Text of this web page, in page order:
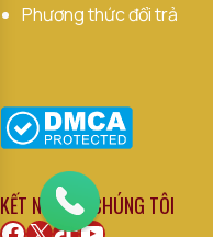
Phương thức đổi trả
KẾT NỐI VỚI CHÚNG TÔI